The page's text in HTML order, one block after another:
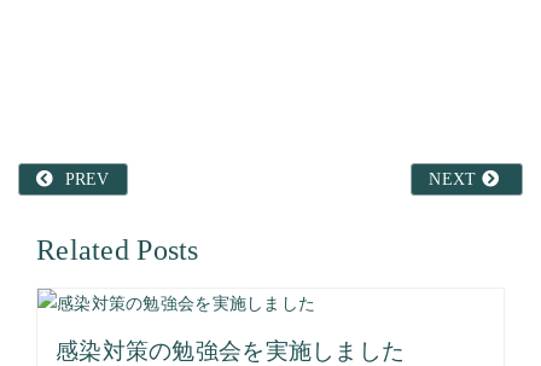
PREV NEXT
Related Posts
感染対策の勉強会を実施しました